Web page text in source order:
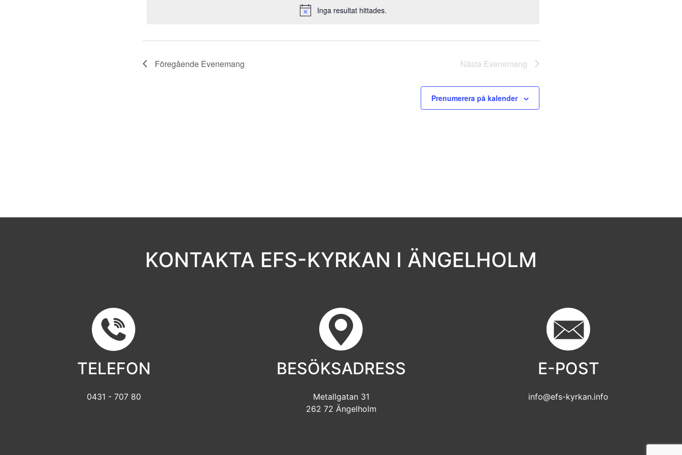
Notis
Inga resultat hittades.
Föregående Evenemang Nästa Evenemang
Prenumerera på kalender
KONTAKTA EFS-KYRKAN I ÄNGELHOLM
TELEFON
0431 - 707 80
BESÖKSADRESS
Metallgatan 31
262 72 Ängelholm
E-POST
info@efs-kyrkan.info